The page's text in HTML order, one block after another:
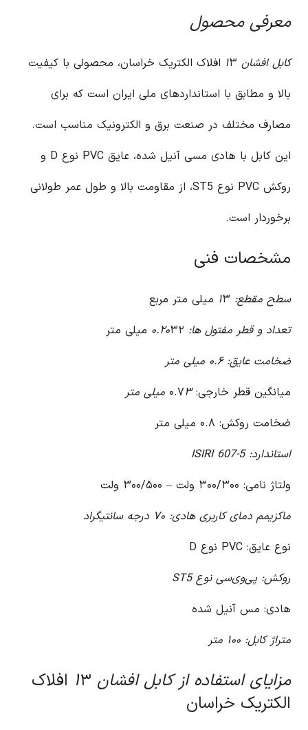
معرفی محصول
کابل افشان ۱
۳ افلاک الکتریک خراسان، محصولی با کیفیت
بالا و مطابق با استانداردهای ملی ایران است که برای
مصارف مختلف در صنعت برق و الکترونیک مناسب است.
این کابل با هادی مسی آنیل شده، عایق PVC نوع D و
روکش PVC نوع ST5، از مقاومت بالا و طول عمر طولانی
برخوردار است.
مشخصات فنی
سطح مقطع: ۱ ۳ میلی متر مربع
تعداد و قطر مفتول ها: ۰.۲۰ ۳۲ میلی متر
ضخامت عایق: ۰.۶ میلی متر
میانگین قطر خارجی: ۰.۷۳ میلی متر
ضخامت روکش: ۰.۸ میلی متر
استاندارد: ISIRI 607-5
ولتاژ نامی: ۳۰۰/۳۰۰ ولت – ۳۰۰/۵۰۰ ولت
ماکزیمم دمای کاربری هادی: ۷۰ درجه سانتیگراد
نوع عایق: PVC نوع D
روکش: پی‌وی‌سی نوع ST5
هادی: مس آنیل شده
متراژ کابل: ۱۰۰ متر
مزایای استفاده از کابل افشان ۱
۳ افلاک
الکتریک خراسان